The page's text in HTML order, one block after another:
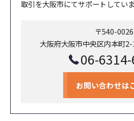
取引を大阪市にてサポートしていま
〒540-0026
大阪府大阪市中央区内本町
06-
お問い合わせは